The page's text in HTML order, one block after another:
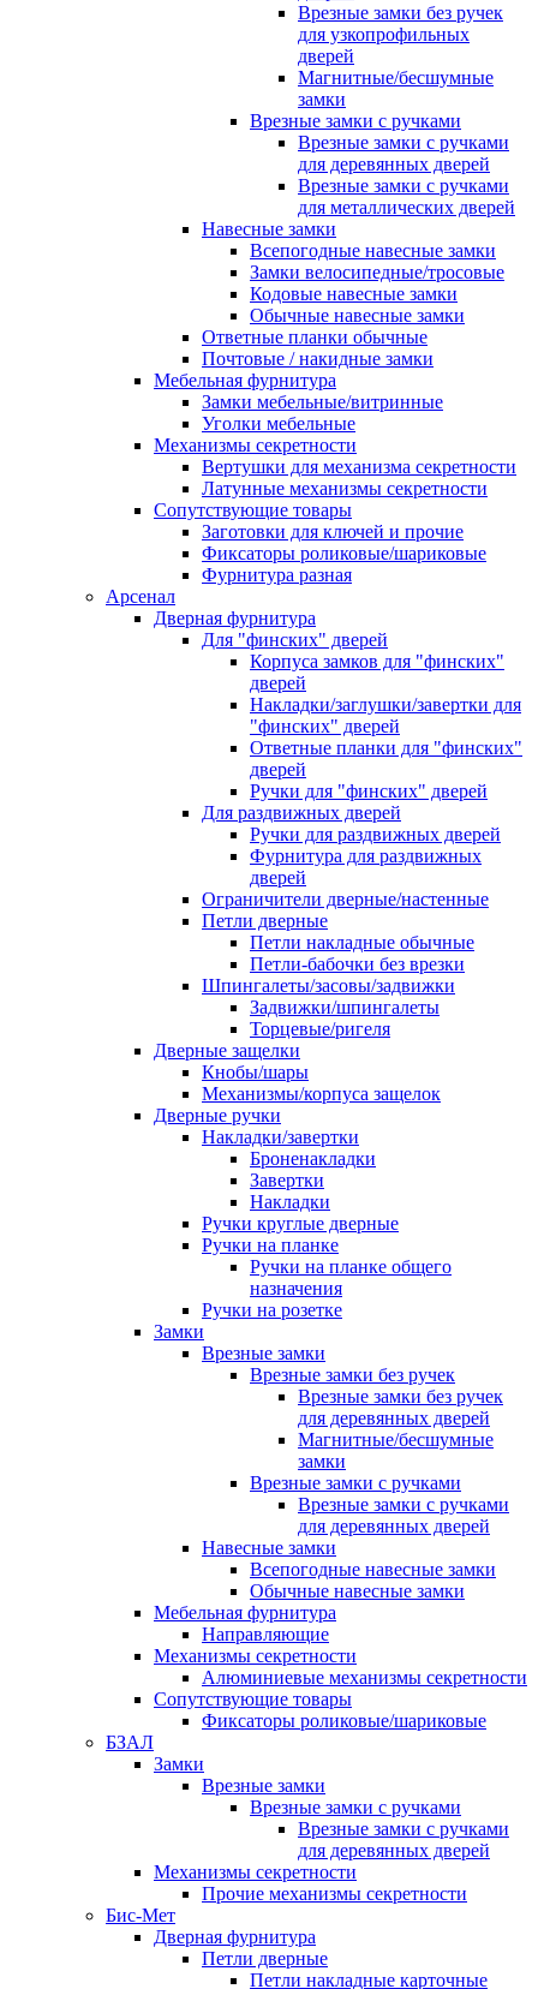
Врезные замки без ручек
для узкопрофильных
дверей
Магнитные/бесшумные
замки
Врезные замки с ручками
Врезные замки с ручками
для деревянных дверей
Врезные замки с ручками
для металлических дверей
Навесные замки
Всепогодные навесные замки
Замки велосипедные/тросовые
Кодовые навесные замки
Обычные навесные замки
Ответные планки обычные
Почтовые / накидные замки
Мебельная фурнитура
Замки мебельные/витринные
Уголки мебельные
Механизмы секретности
Вертушки для механизма секретности
Латунные механизмы секретности
Сопутствующие товары
Заготовки для ключей и прочие
Фиксаторы роликовые/шариковые
Фурнитура разная
Арсенал
Дверная фурнитура
Для "финских" дверей
Корпуса замков для "финских"
дверей
Накладки/заглушки/завертки для
"финских" дверей
Ответные планки для "финских"
дверей
Ручки для "финских" дверей
Для раздвижных дверей
Ручки для раздвижных дверей
Фурнитура для раздвижных
дверей
Ограничители дверные/настенные
Петли дверные
Петли накладные обычные
Петли-бабочки без врезки
Шпингалеты/засовы/задвижки
Задвижки/шпингалеты
Торцевые/ригеля
Дверные защелки
Кнобы/шары
Механизмы/корпуса защелок
Дверные ручки
Накладки/завертки
Броненакладки
Завертки
Накладки
Ручки круглые дверные
Ручки на планке
Ручки на планке общего
назначения
Ручки на розетке
Замки
Врезные замки
Врезные замки без ручек
Врезные замки без ручек
для деревянных дверей
Магнитные/бесшумные
замки
Врезные замки с ручками
Врезные замки с ручками
для деревянных дверей
Навесные замки
Всепогодные навесные замки
Обычные навесные замки
Мебельная фурнитура
Направляющие
Механизмы секретности
Алюминиевые механизмы секретности
Сопутствующие товары
Фиксаторы роликовые/шариковые
БЗАЛ
Замки
Врезные замки
Врезные замки с ручками
Врезные замки с ручками
для деревянных дверей
Механизмы секретности
Прочие механизмы секретности
Бис-Мет
Дверная фурнитура
Петли дверные
Петли накладные карточные